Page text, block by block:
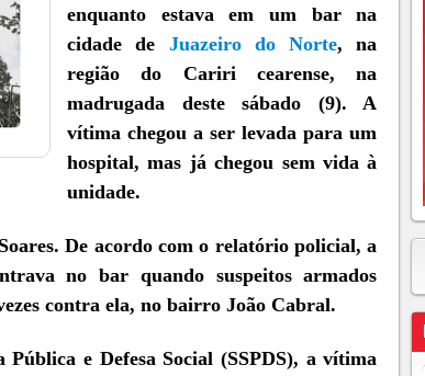
enquanto estava em um bar na
cidade de Juazeiro do Norte, na
região do Cariri cearense, na
madrugada deste sábado (9). A
vítima chegou a ser levada para um
hospital, mas já chegou sem vida à
unidade.
De acordo com o relatório policial, a
no bar quando suspeitos armados
contra ela, no bairro João Cabral.
e Defesa Social (SSPDS), a vítima